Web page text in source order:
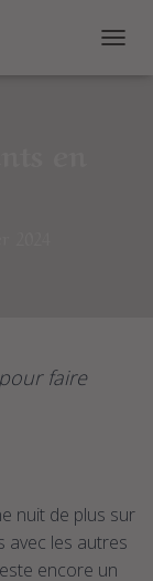
u
i
o
faire
nuit de plus sur
avec les autres
encore un